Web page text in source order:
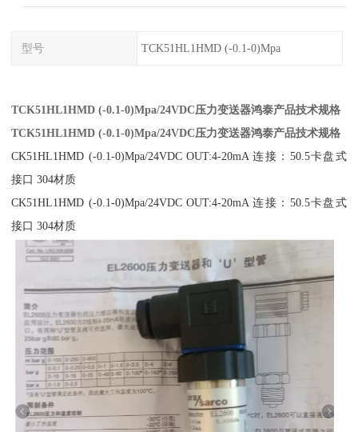
型号 TCK51HL1HMD (-0.1-0)Mpa
TCK51HL1HMD (-0.1-0)Mpa/24VDC压力变送器鸿泰产品技术规格
TCK51HL1HMD (-0.1-0)Mpa/24VDC压力变送器鸿泰产品技术规格
CK51HL1HMD (-0.1-0)Mpa/24VDC OUT:4-20mA 连接：50.5卡盘式
接口 304材质
CK51HL1HMD (-0.1-0)Mpa/24VDC OUT:4-20mA 连接：50.5卡盘式
接口 304材质